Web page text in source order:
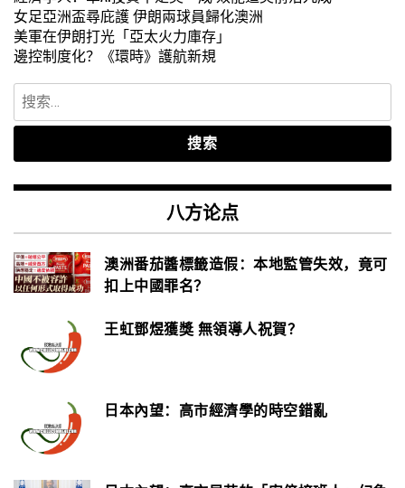
女足亞洲盃尋庇護 伊朗兩球員歸化澳洲
美軍在伊朗打光「亞太火力庫存」
邊控制度化？《環時》護航新規
搜
索：
八方论点
澳洲番茄醬標籤造假：本地監管失效，竟可
扣上中國罪名？
王虹鄧煜獲獎 無領導人祝賀？
日本內望：高市經濟學的時空錯亂